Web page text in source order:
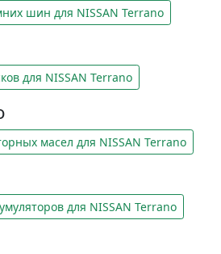
шин для NISSAN Terrano
для NISSAN Terrano
масел для NISSAN Terrano
для NISSAN Terrano